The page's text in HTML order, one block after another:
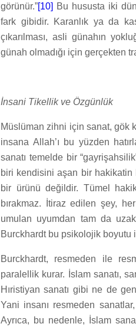
görünür.”[10] Bu hususta iki
fark gibidir. Karanlık ya da
çıkarılması, asli günahın
günah olmadığı için gerçekten
İnsani Tikellik ve Özgünlük
Müslüman zihni için sanat, gök
insana Allah’ı bu yüzden
sanatı temelde bir
biri kendisini aşan bir hakikatin
bir ürünü değildir. Tümel
bırakmaz. İtiraz edilen şey,
umulan uyumdan tam da uzak
Burckhardt bu psikolojik boyutu
Burckhardt, resmeden ile
paralellik kurar. İslam sanatı,
Hıristiyan sanatı gibi ne de
Yani insanı resmeden
Ayrıca, bu nedenle, İslam